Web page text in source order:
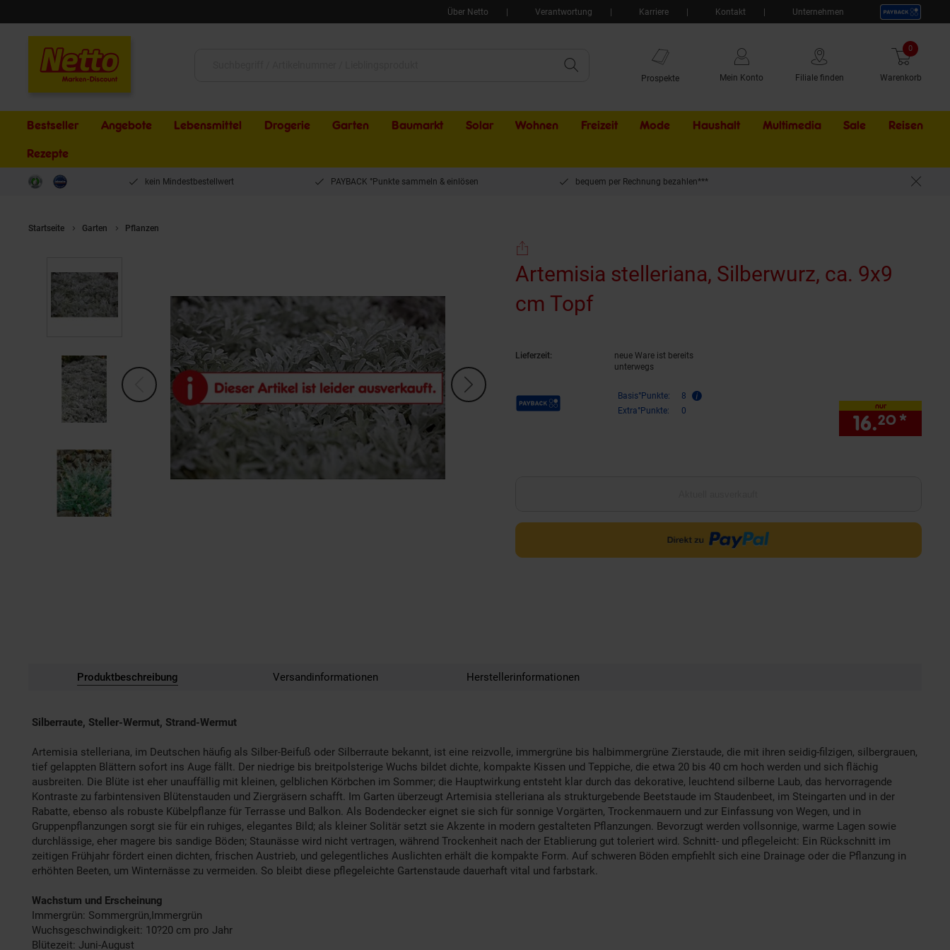
Über Netto Verantwortung Karriere Kontakt Unternehmen
Prospekte Mein Konto Filiale finden Warenkorb
0 Artikel
Bestseller Angebote Lebensmittel Drogerie Garten Baumarkt Solar Wohnen Freizeit Mode Haushalt Multimedia Sale Externer
Reisen
Rezepte
kein Mindestbestellwert PAYBACK °Punkte sammeln & einlösen bequem per Rechnung bezahlen***
Startseite Garten Pflanzen
Artemisia stelleriana, Silberwurz, ca. 9x9
cm Topf(Produkt aktuell ausverkauft)
Lieferzeit:
neue Ware ist bereits
unterwegs
Payback Punkte Basis°Punkte:
8
Extra°Punkte:
0 nur
16.20 *
Produktbeschreibung Versandinformationen Herstellerinformationen
Silberraute, Steller-Wermut, Strand-Wermut
Artemisia stelleriana, im Deutschen häufig als Silber-Beifuß oder Silberraute bekannt, ist eine reizvolle, immergrüne bis halbimmergrüne Zierstaude, die mit ihren seidig-filzigen, silbergrauen,
tief gelappten Blättern sofort ins Auge fällt. Der niedrige bis breitpolsterige Wuchs bildet dichte, kompakte Kissen und Teppiche, die etwa 20 bis 40 cm hoch werden und sich flächig
ausbreiten. Die Blüte ist eher unauffällig mit kleinen, gelblichen Körbchen im Sommer; die Hauptwirkung entsteht klar durch das dekorative, leuchtend silberne Laub, das hervorragende
Kontraste zu farbintensiven Blütenstauden und Ziergräsern schafft. Im Garten überzeugt Artemisia stelleriana als strukturgebende Beetstaude im Staudenbeet, im Steingarten und in der
Rabatte, ebenso als robuste Kübelpflanze für Terrasse und Balkon. Als Bodendecker eignet sie sich für sonnige Vorgärten, Trockenmauern und zur Einfassung von Wegen, und in
Gruppenpflanzungen sorgt sie für ein ruhiges, elegantes Bild; als kleiner Solitär setzt sie Akzente in modern gestalteten Pflanzungen. Bevorzugt werden vollsonnige, warme Lagen sowie
durchlässige, eher magere bis sandige Böden; Staunässe wird nicht vertragen, während Trockenheit nach der Etablierung gut toleriert wird. Schnitt- und pflegeleicht: Ein Rückschnitt im
zeitigen Frühjahr fördert einen dichten, frischen Austrieb, und gelegentliches Auslichten erhält die kompakte Form. Auf schweren Böden empfiehlt sich eine Drainage oder die Pflanzung in
erhöhten Beeten, um Winternässe zu vermeiden. So bleibt diese pflegeleichte Gartenstaude dauerhaft vital und farbstark.
Wachstum und Erscheinung
Immergrün: Sommergrün,Immergrün
Wuchsgeschwindigkeit: 10?20 cm pro Jahr
Blütezeit: Juni-August